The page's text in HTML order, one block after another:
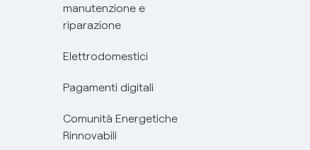
manutenzione e
riparazione
Elettrodomestici
Pagamenti digitali
Comunità Energetiche
Rinnovabili